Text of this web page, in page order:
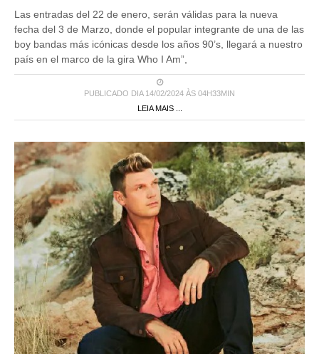
Las entradas del 22 de enero, serán válidas para la nueva
fecha del 3 de Marzo, donde el popular integrante de una de las
boy bandas más icónicas desde los años 90’s, llegará a nuestro
país en el marco de la gira Who I Am”,
PUBLICADO DIA 14/02/2024 ÀS 04H33MIN
LEIA MAIS ...